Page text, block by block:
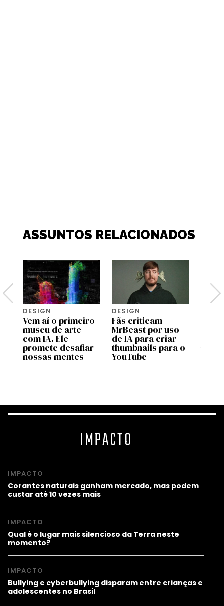
ASSUNTOS RELACIONADOS
DESIGN
Vem aí o primeiro
museu de arte
com IA. Ele
promete desafiar
nossas mentes
DESIGN
Fãs criticam
MrBeast por uso
de IA para criar
thumbnails para o
YouTube
IMPACTO
IMPACTO
Corantes naturais ganham mercado, mas podem
custar até 10 vezes mais
IMPACTO
Qual é o lugar mais silencioso da Terra neste
momento?
IMPACTO
Bullying e cyberbullying disparam entre crianças e
adolescentes no Brasil